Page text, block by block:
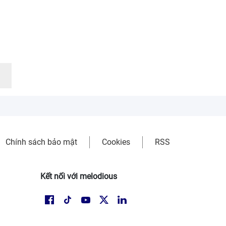
Chính sách bảo mật Cookies RSS
Kết nối với melodious